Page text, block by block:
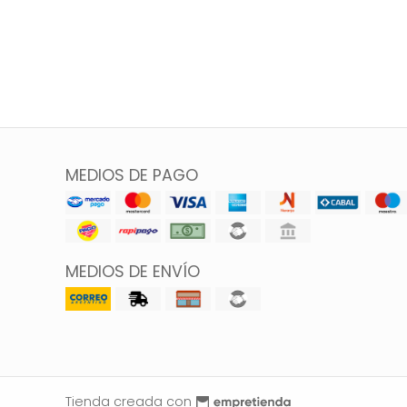
MEDIOS DE PAGO
MEDIOS DE ENVÍO
Tienda creada con